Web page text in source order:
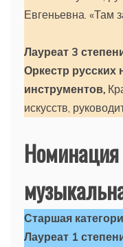
Евгеньевна. «Там
Лауреат 3
Оркестр русских
инструментов,
искусств,
Номинация
Старшая
Лауреат 1